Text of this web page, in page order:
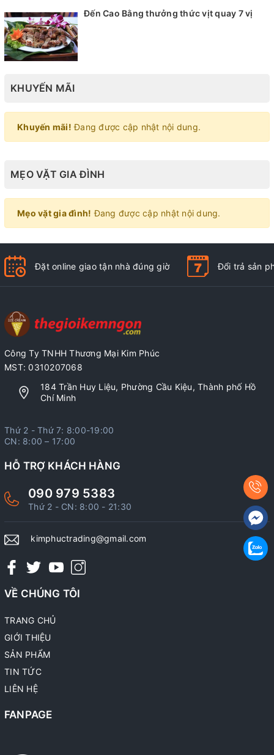
Đến Cao Bằng thưởng thức vịt quay 7 vị
KHUYẾN MÃI
Khuyến mãi! Đang được cập nhật nội dung.
MẸO VẶT GIA ĐÌNH
Mẹo vặt gia đình! Đang được cập nhật nội dung.
Đặt online giao tận nhà đúng giờ Đổi trả sản
Công Ty TNHH Thương Mại Kim Phúc
MST: 0310207068
184 Trần Huy Liệu, Phường Cầu Kiệu, Thành phố Hồ
Chí Minh
Thứ 2 - Thứ 7: 8:00-19:00
CN: 8:00 – 17:00
HỖ TRỢ KHÁCH HÀNG
090 979 5383
Thứ 2 - CN: 8:00 - 21:30
kimphuctrading@gmail.com
VỀ CHÚNG TÔI
TRANG CHỦ
GIỚI THIỆU
SẢN PHẨM
TIN TỨC
LIÊN HỆ
FANPAGE